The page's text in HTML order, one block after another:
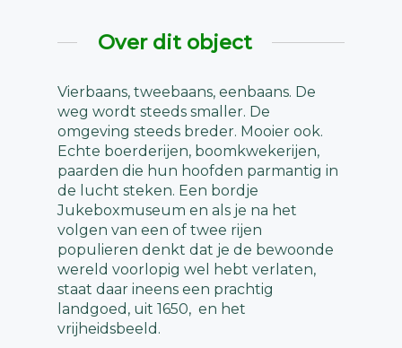
Over dit object
Vierbaans, tweebaans, eenbaans. De
weg wordt steeds smaller. De
omgeving steeds breder. Mooier ook.
Echte boerderijen, boomkwekerijen,
paarden die hun hoofden parmantig in
de lucht steken. Een bordje
Jukeboxmuseum en als je na het
volgen van een of twee rijen
populieren denkt dat je de bewoonde
wereld voorlopig wel hebt verlaten,
staat daar ineens een prachtig
landgoed, uit 1650, en het
vrijheidsbeeld.